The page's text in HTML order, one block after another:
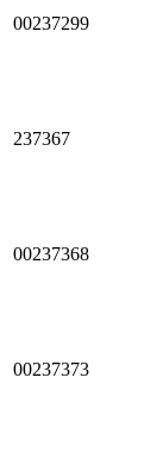
00237299
237367
00237368
00237373